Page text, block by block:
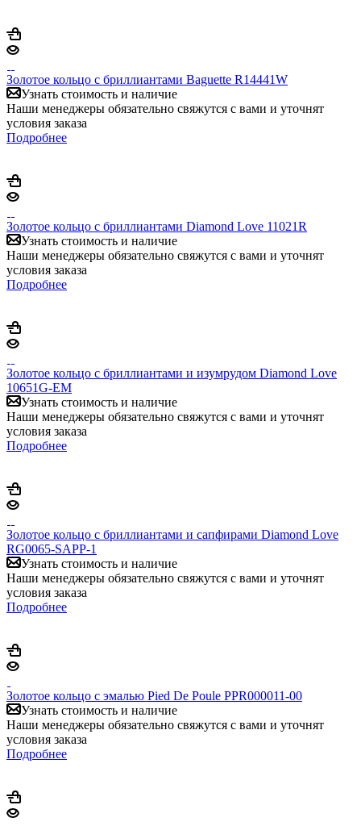
Золотое кольцо с бриллиантами Baguette R14441W
Узнать стоимость и наличие
Наши менеджеры обязательно свяжутся с вами и уточнят
условия заказа
Подробнее
Золотое кольцо с бриллиантами Diamond Love 11021R
Узнать стоимость и наличие
Наши менеджеры обязательно свяжутся с вами и уточнят
условия заказа
Подробнее
Золотое кольцо с бриллиантами и изумрудом Diamond Love
10651G-EM
Узнать стоимость и наличие
Наши менеджеры обязательно свяжутся с вами и уточнят
условия заказа
Подробнее
Золотое кольцо с бриллиантами и сапфирами Diamond Love
RG0065-SAPP-1
Узнать стоимость и наличие
Наши менеджеры обязательно свяжутся с вами и уточнят
условия заказа
Подробнее
Золотое кольцо с эмалью Pied De Poule PPR000011-00
Узнать стоимость и наличие
Наши менеджеры обязательно свяжутся с вами и уточнят
условия заказа
Подробнее